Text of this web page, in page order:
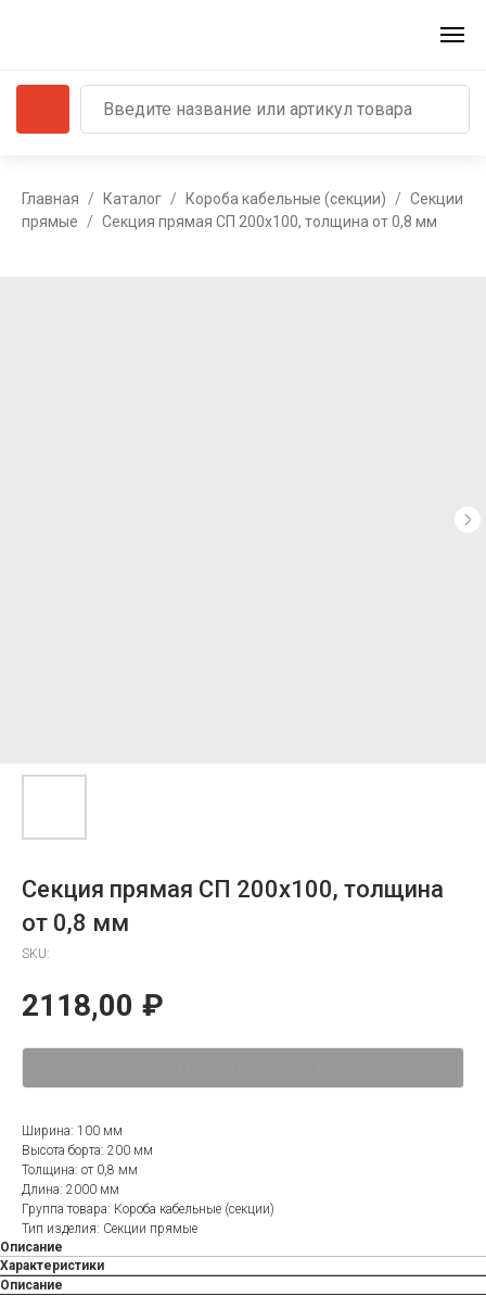
Главная Каталог Короба кабельные (секции)
Секции
прямые
Секция прямая СП 200х100, толщина от 0,8 мм
Секция прямая СП 200х100, толщина
от 0,8 мм
SKU:
2118,00 ₽
Ширина: 100 мм
Высота борта: 200 мм
Толщина: от 0,8 мм
Длина: 2000 мм
Группа товара: Короба кабельные (секции)
Тип изделия: Секции прямые
Описание
Характеристики
Описание